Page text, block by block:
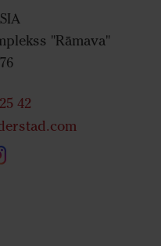
"Rāmava"
42